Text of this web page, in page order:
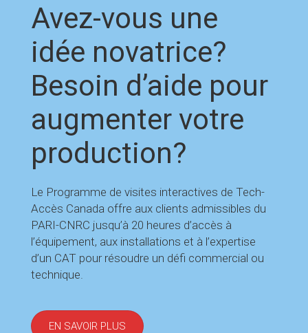
Avez-vous une
idée novatrice?
Besoin d’aide pour
augmenter votre
production?
Le Programme de visites interactives de Tech-
Accès Canada offre aux clients admissibles du
PARI-CNRC jusqu’à 20 heures d’accès à
l’équipement, aux installations et à l’expertise
d’un CAT pour résoudre un défi commercial ou
technique.
EN SAVOIR PLUS